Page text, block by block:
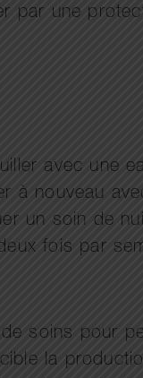
par une
avec une
à nouveau
un soin de
fois par
soins pour
la